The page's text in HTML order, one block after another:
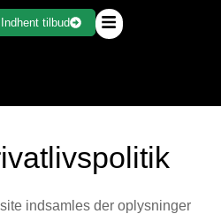
Indhent tilbud
indsamles der oplysninger